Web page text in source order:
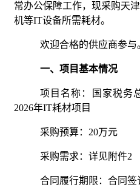
常办公保障工作，现采购天
机等IT设备所需耗材。
欢迎合格的供应商参与
一、项目基本情况
项目名称：国家税务
2026年IT耗材项目
采购预算：20万元
采购需求：详见附件2
合同履行期限：合同签